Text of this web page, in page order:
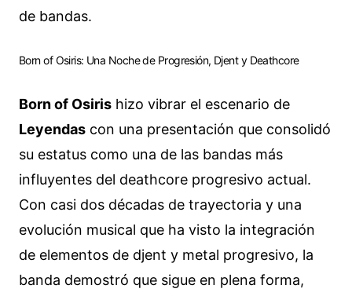
de bandas.
Born of Osiris: Una Noche de Progresión, Djent y Deathcore
Born of Osiris hizo vibrar el escenario de
Leyendas con una presentación que consolidó
su estatus como una de las bandas más
influyentes del deathcore progresivo actual.
Con casi dos décadas de trayectoria y una
evolución musical que ha visto la integración
de elementos de djent y metal progresivo, la
banda demostró que sigue en plena forma,